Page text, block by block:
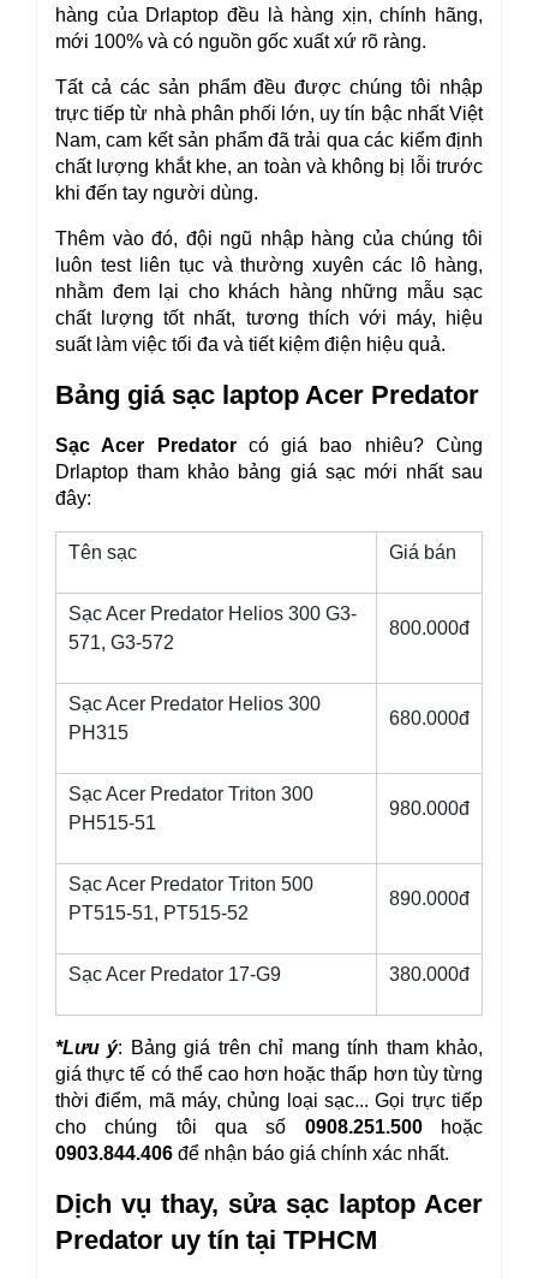
hàng của Drlaptop đều là hàng xịn, chính hãng,
mới 100% và có nguồn gốc xuất xứ rõ ràng.
Tất cả các sản phẩm đều được chúng tôi nhập
trực tiếp từ nhà phân phối lớn, uy tín bậc nhất Việt
Nam, cam kết sản phẩm đã trải qua các kiểm định
chất lượng khắt khe, an toàn và không bị lỗi trước
khi đến tay người dùng.
Thêm vào đó, đội ngũ nhập hàng của chúng tôi
luôn test liên tục và thường xuyên các lô hàng,
nhằm đem lại cho khách hàng những mẫu sạc
chất lượng tốt nhất, tương thích với máy, hiệu
suất làm việc tối đa và tiết kiệm điện hiệu quả.
Bảng giá sạc laptop Acer Predator
Sạc Acer Predator có giá bao nhiêu? Cùng
Drlaptop tham khảo bảng giá sạc mới nhất sau
đây:
Tên sạc Giá bán
Sạc Acer Predator Helios 300 G3-
571, G3-572
800.000đ
Sạc Acer Predator Helios 300
PH315
680.000đ
Sạc Acer Predator Triton 300
PH515-51
980.000đ
Sạc Acer Predator Triton 500
PT515-51, PT515-52
890.000đ
Sạc Acer Predator 17-G9 380.000đ
*Lưu ý: Bảng giá trên chỉ mang tính tham khảo,
giá thực tế có thể cao hơn hoặc thấp hơn tùy từng
thời điểm, mã máy, chủng loại sạc... Gọi trực tiếp
cho chúng tôi qua số 0908.251.500 hoặc
0903.844.406 để nhận báo giá chính xác nhất.
Dịch vụ thay, sửa sạc laptop Acer
Predator uy tín tại TPHCM